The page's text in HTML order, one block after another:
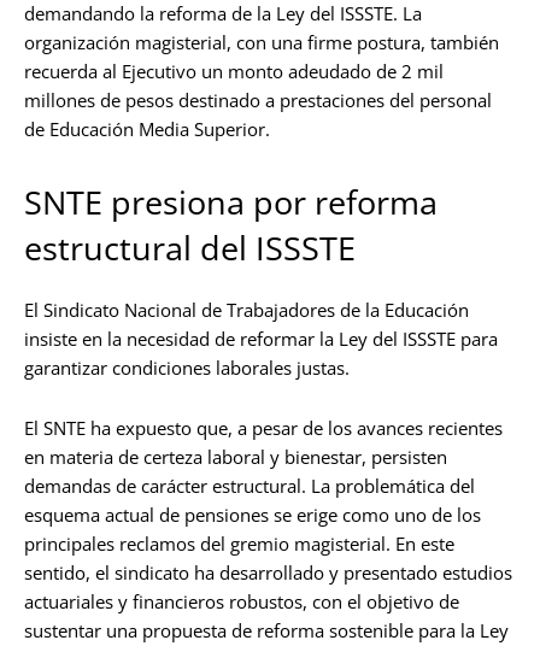
demandando la reforma de la Ley del ISSSTE. La
organización magisterial, con una firme postura, también
recuerda al Ejecutivo un monto adeudado de 2 mil
millones de pesos destinado a prestaciones del personal
de Educación Media Superior.
SNTE presiona por reforma
estructural del ISSSTE
El Sindicato Nacional de Trabajadores de la Educación
insiste en la necesidad de reformar la Ley del ISSSTE para
garantizar condiciones laborales justas.
El SNTE ha expuesto que, a pesar de los avances recientes
en materia de certeza laboral y bienestar, persisten
demandas de carácter estructural. La problemática del
esquema actual de pensiones se erige como uno de los
principales reclamos del gremio magisterial. En este
sentido, el sindicato ha desarrollado y presentado estudios
actuariales y financieros robustos, con el objetivo de
sustentar una propuesta de reforma sostenible para la Ley